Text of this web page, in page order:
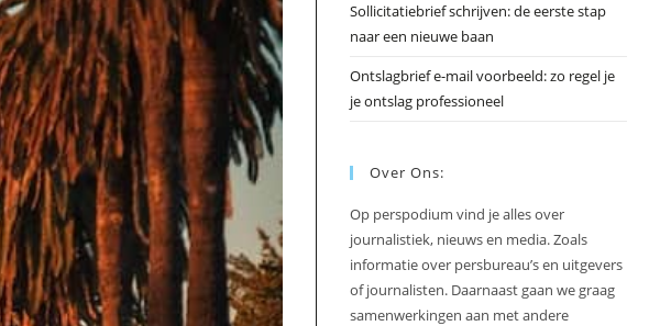
Sollicitatiebrief schrijven: de eerste stap
naar een nieuwe baan
Ontslagbrief e-mail voorbeeld: zo regel je
je ontslag professioneel
Over Ons:
Op perspodium vind je alles over
journalistiek, nieuws en media. Zoals
informatie over persbureau’s en uitgevers
of journalisten. Daarnaast gaan we graag
samenwerkingen aan met andere